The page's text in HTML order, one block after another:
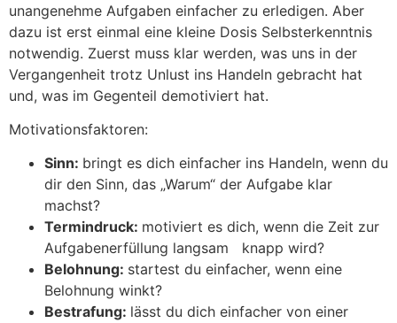
unangenehme Aufgaben einfacher zu erledigen. Aber
dazu ist erst einmal eine kleine Dosis Selbsterkenntnis
notwendig. Zuerst muss klar werden, was uns in der
Vergangenheit trotz Unlust ins Handeln gebracht hat
und, was im Gegenteil demotiviert hat.
Motivationsfaktoren:
Sinn: bringt es dich einfacher ins Handeln, wenn du
dir den Sinn, das „Warum“ der Aufgabe klar
machst?
Termindruck: motiviert es dich, wenn die Zeit zur
Aufgabenerfüllung langsam knapp wird?
Belohnung: startest du einfacher, wenn eine
Belohnung winkt?
Bestrafung: lässt du dich einfacher von einer